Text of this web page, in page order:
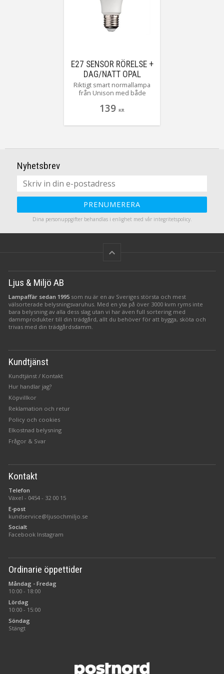
E27 SENSOR RÖRELSE +
DAG/NATT OPAL
NORMAL 10W
Riktigt smart normallampa
från Unison med både
ljussensor. Tänder sig själv
rörelse sker framför
139 KR
Nyhetsbrev
PRENUMERERA
Dina personuppgifter behandlas i enlighet med vår integritetspolicy.
keyboard_arrow_up
Ljus & Miljö AB
Lampaffär sedan 1995 som nu är en av Sveriges största och mest
välsorterade belysningsvaruhus. Med en yta på över 3000 kvm ryms inte
bara belysning av alla dess slag utan vi har även full sortering med
dammprodukter till din trädgård, allt du behöver för att bygga, sköta och
trivas med din trädgårdsdamm.
Kundtjänst
Kundtjänst / Kontakt
Hur handlar jag?
Köpvillkor
Reklamation och retur
Policy och cookies
Elkostnad belysning
Frågor & Svar
Kontakt
Telefon
Växel - 0454 - 32 00 15
E-post
kundservice@ljusochmiljo.se
Socialt
Facebook Instagram
Ordinarie öppettider
Måndag - Fredag
10:00 - 18:00
Lördag
10:00 - 15:00
Söndag
Stängt